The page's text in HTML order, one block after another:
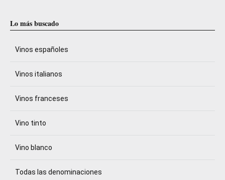
Lo más buscado
Vinos españoles
Vinos italianos
Vinos franceses
Vino tinto
Vino blanco
Todas las denominaciones